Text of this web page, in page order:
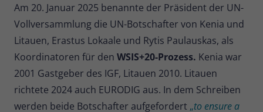
Am 20. Januar 2025 benannte der Präsident der UN-
Vollversammlung die UN-Botschafter von Kenia und
Litauen, Erastus Lokaale und Rytis Paulauskas, als
Koordinatoren für den WSIS+20-Prozess. Kenia war
2001 Gastgeber des IGF, Litauen 2010. Litauen
richtete 2024 auch EURODIG aus. In dem Schreiben
werden beide Botschafter aufgefordert „to ensure a
Name _pk_cvar
Anbieter Matomo
Laufzeit 30 Minuten
Kurzlebige Cookies, die zur
vorübergehenden Speicherung von